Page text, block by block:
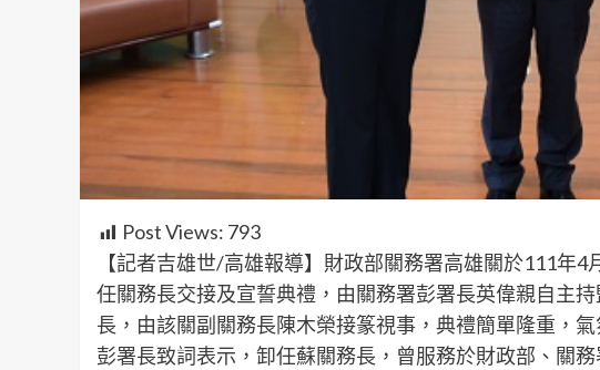
Post Views: 793
【記者吉雄世/高雄報導】財政部關務署高雄關於111年
任關務長交接及宣誓典禮，由關務署彭署長英偉親自主
長，由該關副關務長陳木榮接篆視事，典禮簡單隆重，氣
彭署長致詞表示，卸任蘇關務長，曾服務於財政部、關